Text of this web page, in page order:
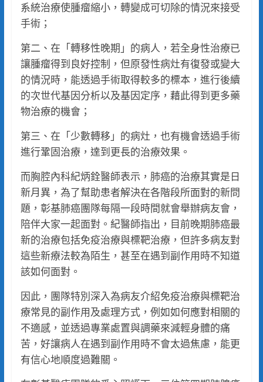
系統治療使腫瘤縮小，轉變成可切除的情況來接受
手術；
第二、在「轉移性晚期」的病人，若全身性治療已
讓腫瘤得到良好控制，但原發性病灶有復發或變大
的情況時，能透過手術取得較多的標本，進行後續
的次世代基因分析以及基因定序，藉此得到更多藥
物治療的機會；
第三、在「少數轉移」的病灶，也有機會透過手術
進行鞏固治療，達到更長的治療效果。
而胸腔內科紀炳銓醫師表示，肺癌的治療其實是日
新月異，為了幫助患者解決在各階段所面對的新問
題，彰基肺癌團隊每隔一段時間就會舉辦病友會，
陪伴大家一起面對。紀醫師指出，目前晚期肺癌最
新的治療包括免疫治療與標靶治療，但許多病友對
這些新療法較為陌生，甚至在遇到副作用時不知道
該如何面對。
因此，團隊特別深入為病友介紹免疫治療與標靶治
療常見的副作用及處理方式，例如如何應對相關的
不適感，並透過專業處置與調藥來減輕身體的痛
苦，好讓病人在遇到副作用時不會太過焦慮，能更
有信心地順度過難關。